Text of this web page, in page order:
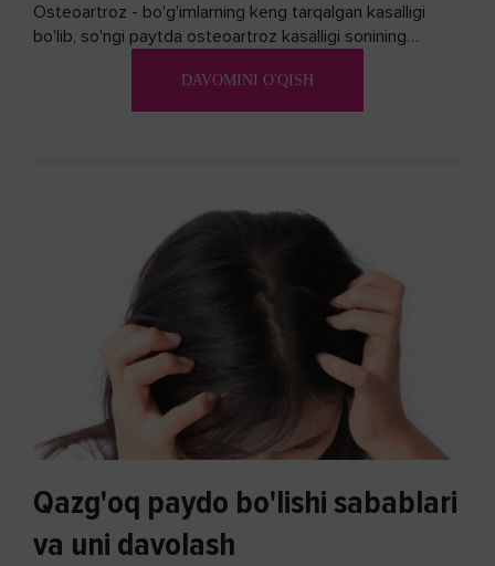
Osteoartroz - bo'g'imlarning keng tarqalgan kasalligi
bo'lib, so'ngi paytda osteoartroz kasalligi sonining
DAVOMINI O'QISH
Qazg'oq paydo bo'lishi sabablari
va uni davolash